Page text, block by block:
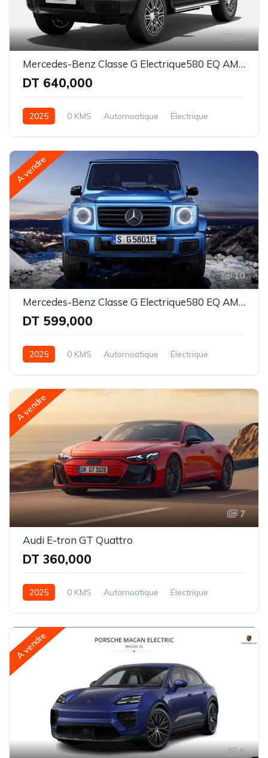
10
Mercedes-Benz Classe G Electrique580 EQ AMG Line Superior
DT 640,000
2025 0 KMS Automoatique
Électrique
A vendre
10
Mercedes-Benz Classe G Electrique580 EQ AMG Line
DT 599,000
2025 0 KMS Automoatique
Électrique
A vendre
7
Audi E-tron GT Quattro
DT 360,000
2025 0 KMS Automoatique
Électrique
A vendre
8